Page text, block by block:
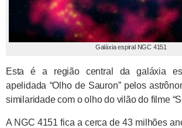
Galáxia espiral NGC 4151
Esta é a região central da galáxia
apelidada “Olho de Sauron” pelos
similaridade com o olho do vilão do filme
A NGC 4151 fica a cerca de 43 milhões